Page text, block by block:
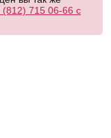
(812) 715 06-66 с